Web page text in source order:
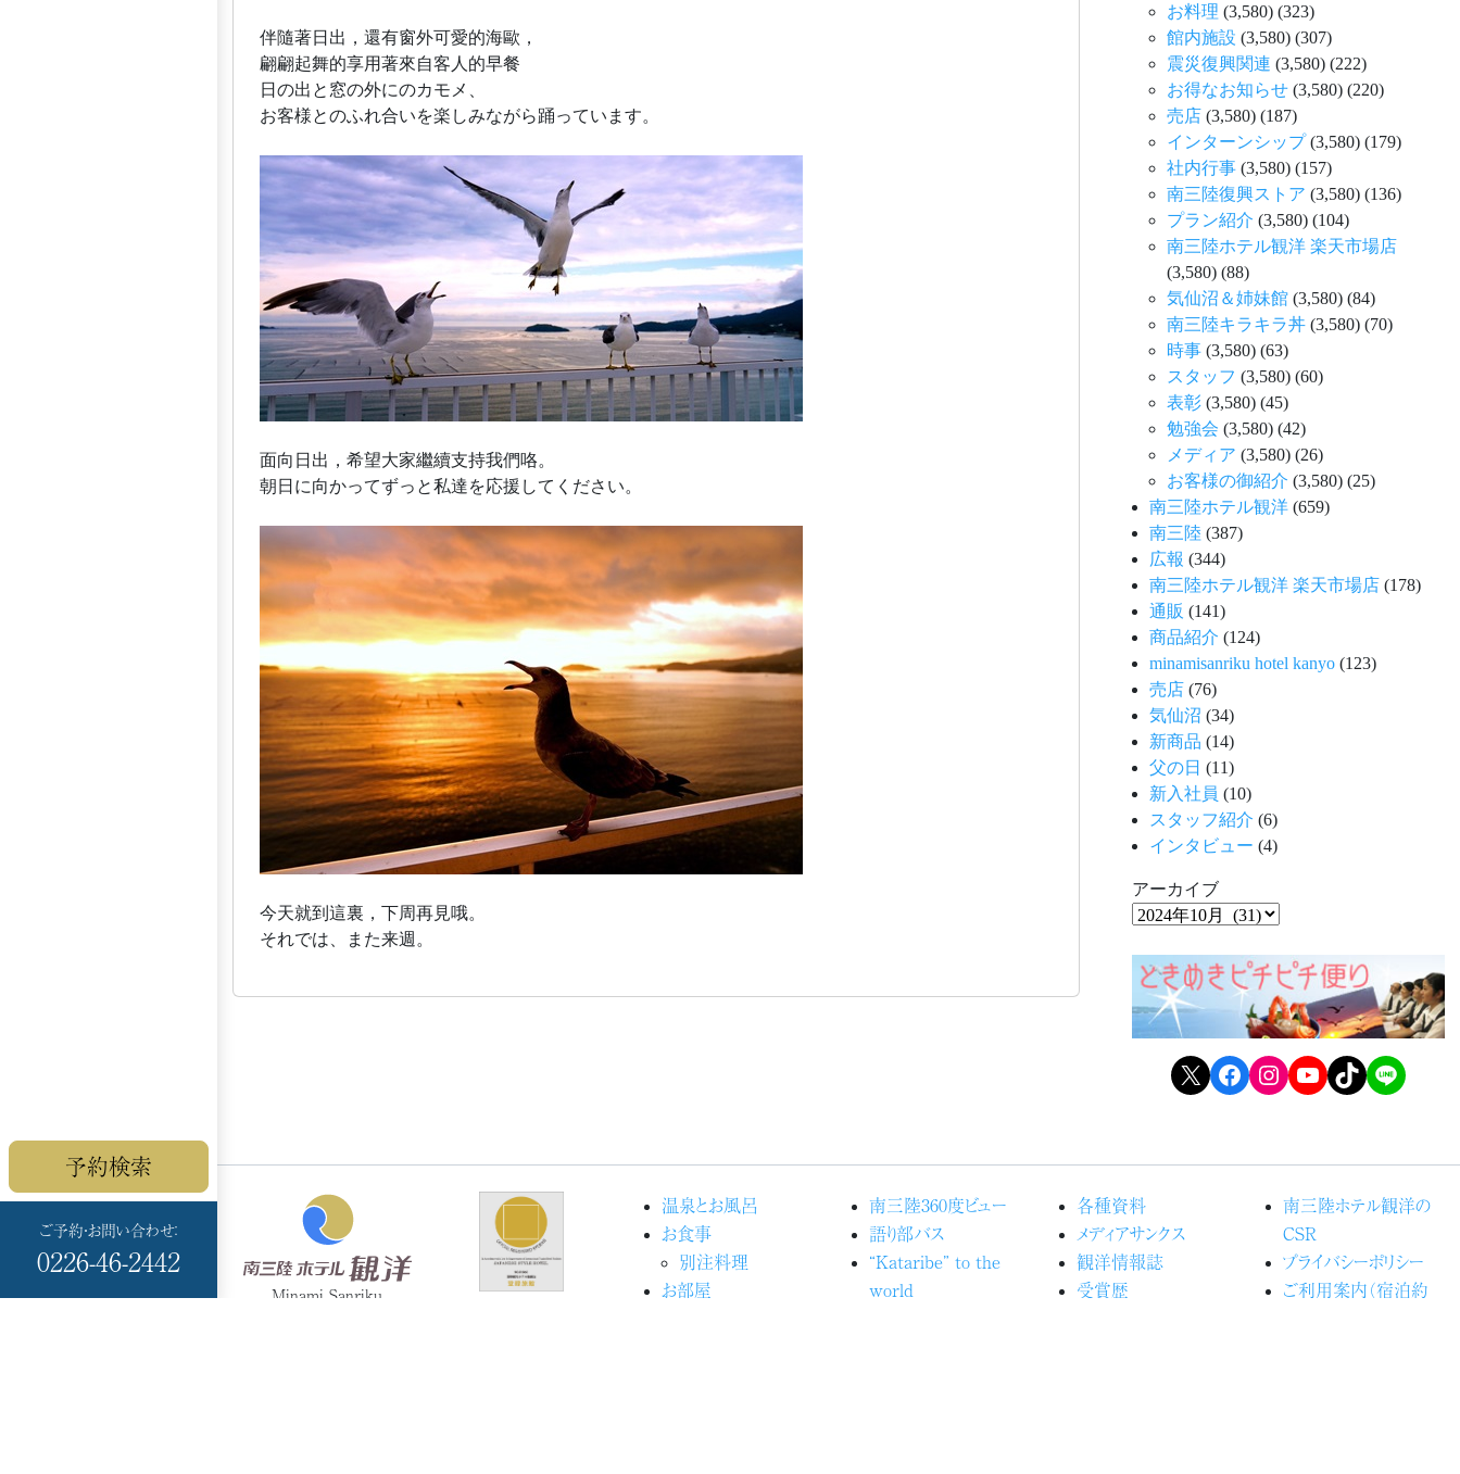
予約検索
ご予約・お問い合わせ：
0226-46-2442
伴隨著日出，還有窗外可愛的海歐，
翩翩起舞的享用著來自客人的早餐
日の出と窓の外にのカモメ、
お客様とのふれ合いを楽しみながら踊っています。
面向日出，希望大家繼續支持我們咯。
朝日に向かってずっと私達を応援してください。
今天就到這裏，下周再見哦。
それでは、また来週。
お料理 (3,580) (323)
館内施設 (3,580) (307)
震災復興関連 (3,580) (222)
お得なお知らせ (3,580) (220)
売店 (3,580) (187)
インターンシップ(3,580) (179)
社内行事 (3,580) (157)
南三陸復興ストア (3,580) (136)
プラン紹介 (3,580) (104)
南三陸ホテル観洋 楽天市場店
(3,580) (88)
気仙沼＆姉妹館 (3,580) (84)
南三陸キラキラ丼 (3,580) (70)
時事 (3,580) (63)
スタッフ (3,580) (60)
表彰 (3,580) (45)
勉強会 (3,580) (42)
メディア (3,580) (26)
お客様の御紹介 (3,580) (25)
南三陸ホテル観洋 (659)
南三陸 (387)
広報 (344)
南三陸ホテル観洋 楽天市場店 (178)
通販 (141)
商品紹介 (124)
minamisanriku hotel kanyo (123)
売店 (76)
気仙沼 (34)
新商品 (14)
父の日 (11)
新入社員 (10)
スタッフ紹介 (6)
インタビュー (4)
アーカイブ
X Facebook Instagram YouTube TikTok LINE
Minami Sanriku
温泉とお風呂
お食事
別注料理
お部屋
南三陸360度ビュー
語り部バス
“Kataribe” to the
world
各種資料
メディアサンクス
観洋情報誌
受賞歴
南三陸ホテル観洋の
CSR
プライバシーポリシー
ご利用案内（宿泊約